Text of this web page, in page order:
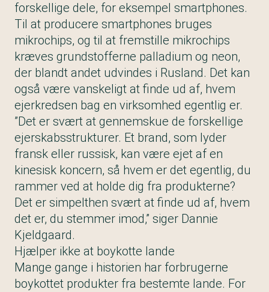
forskellige dele, for eksempel smartphones.
Til at producere smartphones bruges
mikrochips, og til at fremstille mikrochips
kræves grundstofferne palladium og neon,
der blandt andet udvindes i Rusland. Det kan
også være vanskeligt at finde ud af, hvem
ejerkredsen bag en virksomhed egentlig er.
”Det er svært at gennemskue de forskellige
ejerskabsstrukturer. Et brand, som lyder
fransk eller russisk, kan være ejet af en
kinesisk koncern, så hvem er det egentlig, du
rammer ved at holde dig fra produkterne?
Det er simpelthen svært at finde ud af, hvem
det er, du stemmer imod,” siger Dannie
Kjeldgaard.
Hjælper ikke at boykotte lande
Mange gange i historien har forbrugerne
boykottet produkter fra bestemte lande. For